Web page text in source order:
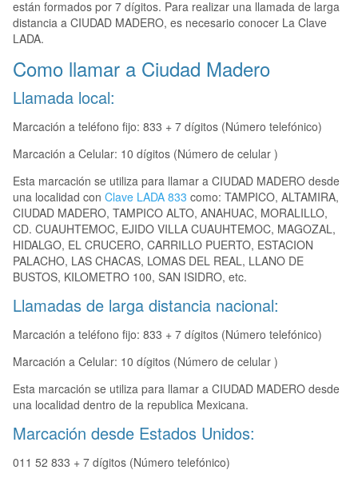
están formados por 7 dígitos. Para realizar una llamada de larga
distancia a CIUDAD MADERO, es necesario conocer La Clave
LADA.
Como llamar a Ciudad Madero
Llamada local:
Marcación a teléfono fijo: 833 + 7 dígitos (Número telefónico)
Marcación a Celular: 10 dígitos (Número de celular )
Esta marcación se utiliza para llamar a CIUDAD MADERO desde
una localidad con Clave LADA 833 como: TAMPICO, ALTAMIRA,
CIUDAD MADERO, TAMPICO ALTO, ANAHUAC, MORALILLO,
CD. CUAUHTEMOC, EJIDO VILLA CUAUHTEMOC, MAGOZAL,
HIDALGO, EL CRUCERO, CARRILLO PUERTO, ESTACION
PALACHO, LAS CHACAS, LOMAS DEL REAL, LLANO DE
BUSTOS, KILOMETRO 100, SAN ISIDRO, etc.
Llamadas de larga distancia nacional:
Marcación a teléfono fijo: 833 + 7 dígitos (Número telefónico)
Marcación a Celular: 10 dígitos (Número de celular )
Esta marcación se utiliza para llamar a CIUDAD MADERO desde
una localidad dentro de la republica Mexicana.
Marcación desde Estados Unidos:
011 52 833 + 7 dígitos (Número telefónico)